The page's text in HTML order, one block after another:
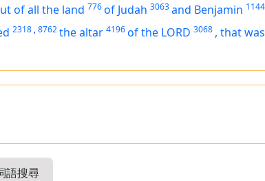
of all the land 776of Judah 3063and Benjamin 1144
2318 ,8762the altar 4196of the LORD 3068 , thatwas
語搜尋